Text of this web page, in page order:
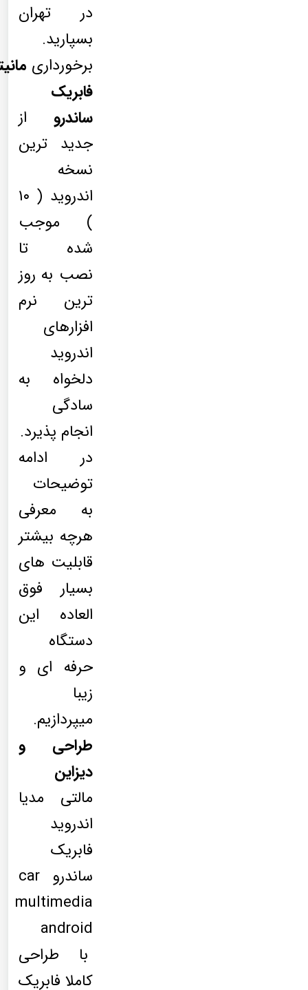
در تهران
بسپارید.
برخورداری
فابریک
ساندرو از
جدید ترین
نسخه
اندروید ( ۱۰
) موجب
شده تا
نصب به روز
ترین نرم
افزارهای
اندروید
دلخواه به
سادگی
انجام پذیرد.
در ادامه
توضیحات
به معرفی
هرچه بیشتر
قابلیت های
بسیار فوق
العاده این
دستگاه
حرفه ای و
زیبا
میپردازیم.
طراحی و
دیزاین
مالتی مدیا
اندروید
فابریک
ساندرو car
multimedia
با طراحی
کاملا فابریک